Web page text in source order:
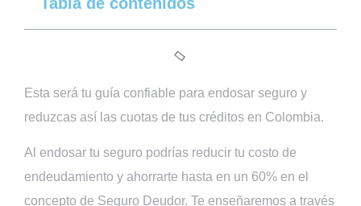
Esta será tu guía confiable para endosar seguro y
reduzcas así las cuotas de tus créditos en Colombia.
Al endosar tu seguro podrías reducir tu costo de
endeudamiento y ahorrarte hasta en un 60% en el
concepto de Seguro Deudor. Te enseñaremos a través